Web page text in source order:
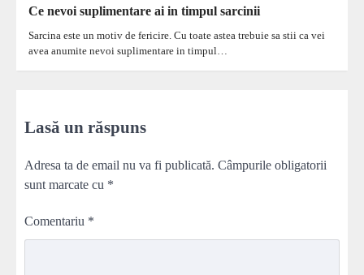
Ce nevoi suplimentare ai in timpul sarcinii
Sarcina este un motiv de fericire. Cu toate astea trebuie sa stii ca vei
avea anumite nevoi suplimentare in timpul…
Lasă un răspuns
Adresa ta de email nu va fi publicată. Câmpurile obligatorii
sunt marcate cu *
Comentariu *